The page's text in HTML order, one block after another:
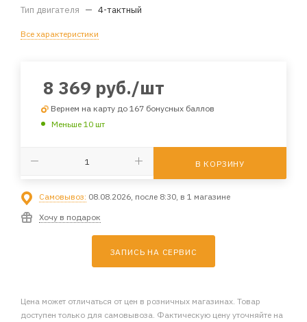
Тип двигателя — 4-тактный
Все характеристики
8 369 руб./шт
Вернем на карту до 167 бонусных баллов
Меньше 10 шт
В КОРЗИНУ
Самовывоз: 08.08.2026, после 8:30, в 1 магазине
Хочу в подарок
ЗАПИСЬ НА СЕРВИС
Цена может отличаться от цен в розничных магазинах. Товар
доступен только для самовывоза. Фактическую цену уточняйте на